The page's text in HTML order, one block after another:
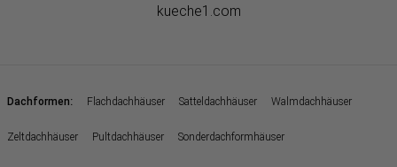
kueche1.com
Dachformen: Flachdachhäuser Satteldachhäuser Walmdachhäuser
Zeltdachhäuser Pultdachhäuser Sonderdachformhäuser